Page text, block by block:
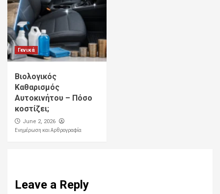
Γενικά
Βιολογικός
Καθαρισμός
Αυτοκινήτου – Πόσο
κοστίζει;
June 2, 2026
Ενημέρωση και Αρθρογραφία
Leave a Reply